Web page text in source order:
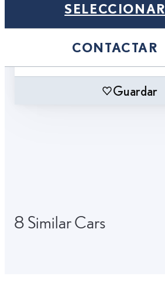
SELECCIONAR
CONTACTAR
Guardar
8 Similar Cars